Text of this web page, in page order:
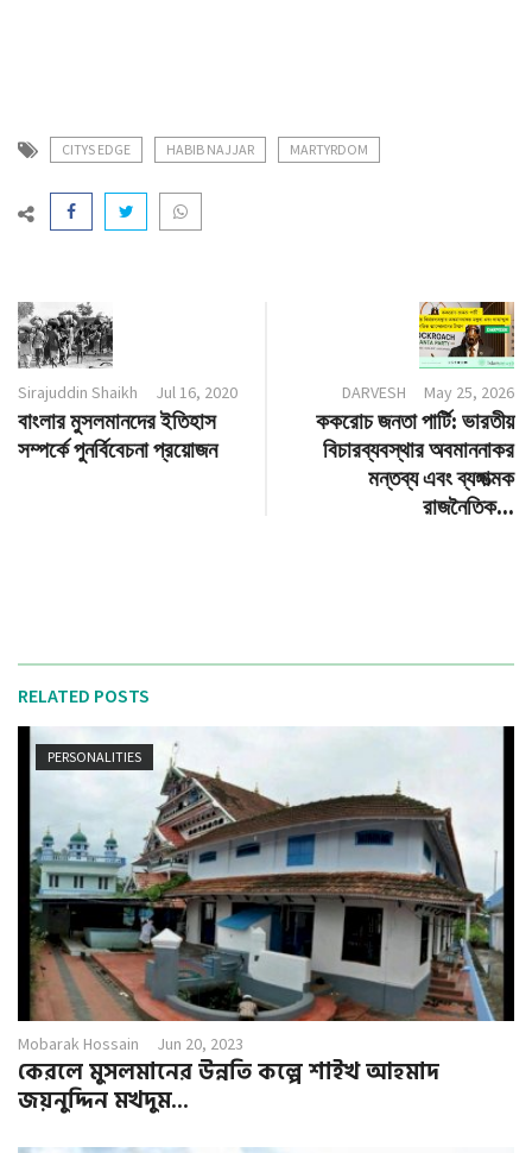
CITYS EDGE HABIB NAJJAR MARTYRDOM
Sirajuddin Shaikh Jul 16, 2020
বাংলার মুসলমানদের ইতিহাস
সম্পর্কে পুনর্বিবেচনা প্রয়োজন
DARVESH May 25, 2026
ককরোচ জনতা পার্টি: ভারতীয়
বিচারব্যবস্থার অবমাননাকর
মন্তব্য এবং ব্যঙ্গাত্মক
রাজনৈতিক...
RELATED POSTS
PERSONALITIES
Mobarak Hossain Jun 20, 2023
কেরলে মুসলমানের উন্নতি কল্পে শাইখ আহমাদ
জয়নুদ্দিন মখদুম...